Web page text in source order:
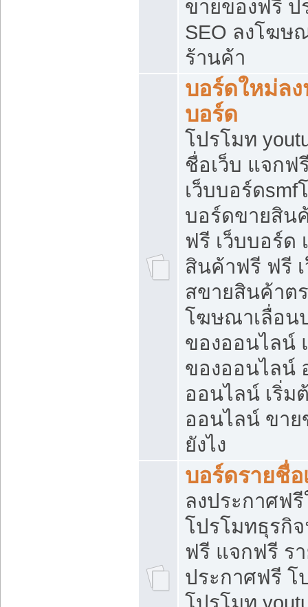
ขายของฟรี ป
SEO ลงโฆษ
ร้านค้า
บอร์ดใหม่ลง
บอร์ด
โปรโมท
ชื่อเว็บ แจกฟ
เว็บบอร์ดsmf
บอร์ดขายสิน
ฟรี เว็บบอร์ด
สินค้าฟรี ฟรี
สขายสินค้าต
โฆษณาเลื่อน
ของออนไลน์
ของออนไลน์
ออนไลน์ เริ่ม
ออนไลน์ ขาย
ยังไง
บอร์ดรายชื่อ
ลงประกาศฟรี
โปรโมทธุรกิ
ฟรี แจกฟรี ร
ประกาศฟรี โ